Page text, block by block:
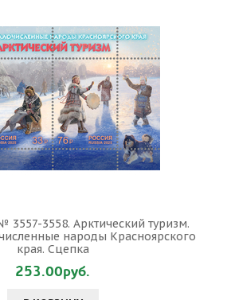
3557-3558. Арктический туризм.
народы Красноярского
края. Сцепка
253.00руб.